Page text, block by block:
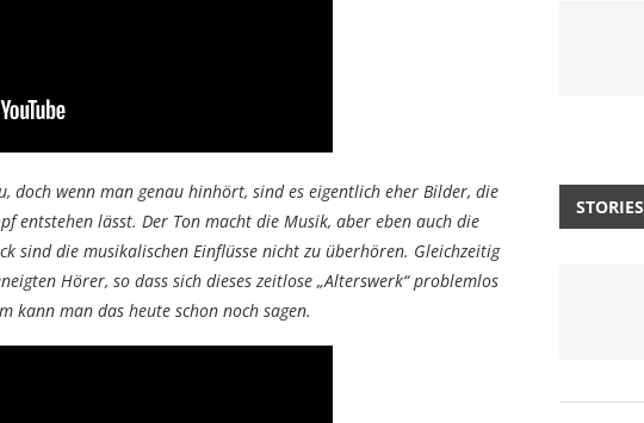
doch wenn man genau hinhört, sind es eigentlich eher Bilder, die
lässt. Der Ton macht die Musik, aber eben auch die
sind die musikalischen Einflüsse nicht zu überhören. Gleichzeitig
Hörer, so dass sich dieses zeitlose „Alterswerk“ problemlos
kann man das heute schon noch sagen.
STORIES